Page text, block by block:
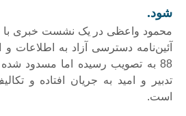
شود.
محمود واعظی در یک نشست خبری با
آئین‌نامه دسترسی آزاد به اطلاعات
88 به تصویب رسیده اما مسدود
تدبیر و امید به جریان افتاده و
است.